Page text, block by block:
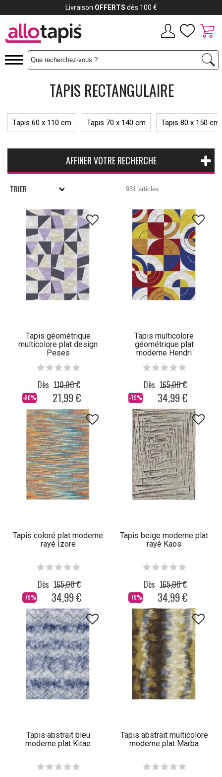
TAPIS RECTANGULAIRE
Tapis 60 x 110 cm Tapis 70 x 140 cm Tapis 80 x 150 cm
AFFINER VOTRE RECHERCHE
TRIER 931 articles.
Tapis géométrique
multicolore plat design
Peses
-80%
Dès 110,00 €
21,99 €
Tapis multicolore
géométrique plat
moderne Hendri
-79%
Dès 165,00 €
34,99 €
Tapis coloré plat moderne
rayé Izore
-79%
Dès 165,00 €
34,99 €
Tapis beige moderne plat
rayé Kaos
-79%
Dès 165,00 €
34,99 €
Tapis abstrait bleu
moderne plat Kitae
Tapis abstrait multicolore
moderne plat Marba
Livraison OFFERTS dès 100 €